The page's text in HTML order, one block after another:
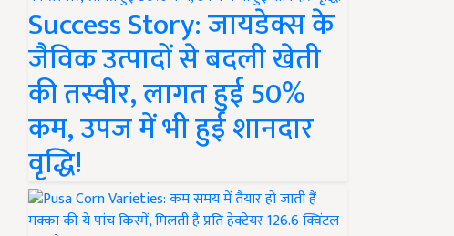
Success Story: जायडेक्स के
जैविक उत्पादों से बदली खेती
की तस्वीर, लागत हुई 50%
कम, उपज में भी हुई शानदार
वृद्धि!